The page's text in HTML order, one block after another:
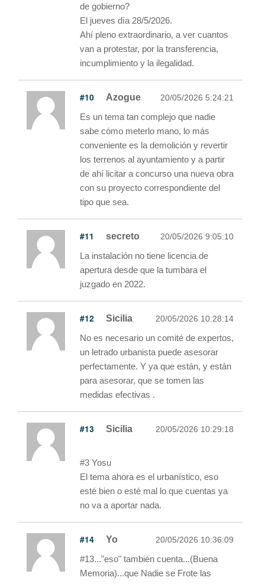
de gobierno?
El jueves día 28/5/2026.
Ahí pleno extraordinario, a ver cuantos
van a protestar, por la transferencia,
incumplimiento y la ilegalidad.
#10 Azogue 20/05/2026 5:24:21
Es un tema tan complejo que nadie
sabe cómo meterlo mano, lo más
conveniente es la demolición y revertir
los terrenos al ayuntamiento y a partir
de ahí licitar a concurso una nueva obra
con su proyecto correspondiente del
tipo que sea.
#11 secreto 20/05/2026 9:05:10
La instalación no tiene licencia de
apertura desde que la tumbara el
juzgado en 2022.
#12 Sicilia 20/05/2026 10:28:14
No es necesario un comité de expertos,
un letrado urbanista puede asesorar
perfectamente. Y ya que están, y están
para asesorar, que se tomen las
medidas efectivas .
#13 Sicilia 20/05/2026 10:29:18
#3 Yosu
El tema ahora es el urbanístico, eso
esté bien o esté mal lo que cuentas ya
no va a aportar nada.
#14 Yo 20/05/2026 10:36:09
#13..."eso" también cuenta...(Buena
Memoria)...que Nadie se Frote las